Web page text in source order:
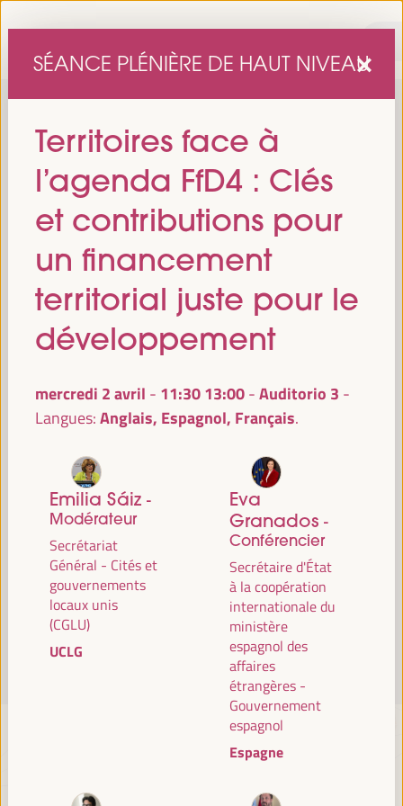
économique localse tiendra du1er au 4 avril 2025 à Séville, en
au Palais des Congrès et des Expositions (FIBES).
Lire la suite
SÉANCE PLÉNIÈRE DE HAUT NIVEAU
Territoires face à
l’agenda FfD4 : Clés
et contributions pour
un financement
territorial juste pour le
développement
mercredi 2 avril - 11:3013:00 Auditorio 3
Langues: Anglais, Espagnol, Français
Emilia Sáiz -
Modérateur
Secrétariat
Général - Cités et
gouvernements
locaux unis
(CGLU)
UCLG
Eva
Granados -
Conférencier
Secrétaire d'État
à la coopération
internationale du
ministère
espagnol des
affaires
étrangères -
Gouvernement
espagnol
Espagne